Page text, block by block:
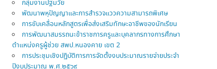
กลุ่มงานปฐมวัย
พัฒนาพหุปัญญาและการสำรวจแววความสามารถพิเศษ
การขับเคลื่อนหลักสูตรเพื่อส่งเสริมทักษะอาชีพของนักเรียน
การพัฒนาสมรรถนะข้าราชการครูและบุคลากรทางการศึกษา
ตำแหน่งครูผู้ช่วย สพป.หนองคาย เขต 2
การประชุมเชิงปฏิบัติการการจัดตั้งงบประมาณรายจ่ายประจำ
ปีงบประมาณ พ.ศ.๒๕๖๙